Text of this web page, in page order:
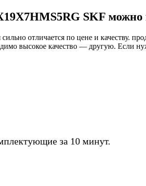
SKF можно
отличается по цене и качеству.
высокое качество — другую. Если
за 10 минут.